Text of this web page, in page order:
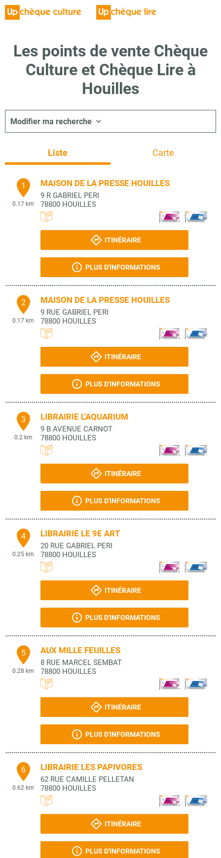
Les points de vente Chèque
Culture et Chèque Lire à
Houilles
Modifier ma recherche
Liste Carte
1
0.17 km
MAISON DE LA PRESSE HOUILLES
9 R GABRIEL PERI
78800 HOUILLES
ITINÉRAIRE
PLUS D'INFORMATIONS
2
0.17 km
MAISON DE LA PRESSE HOUILLES
9 RUE GABRIEL PERI
78800 HOUILLES
ITINÉRAIRE
PLUS D'INFORMATIONS
3
0.2 km
LIBRAIRIE L'AQUARIUM
9 B AVENUE CARNOT
78800 HOUILLES
ITINÉRAIRE
PLUS D'INFORMATIONS
4
0.25 km
LIBRAIRIE LE 9E ART
20 RUE GABRIEL PERI
78800 HOUILLES
ITINÉRAIRE
PLUS D'INFORMATIONS
5
0.28 km
AUX MILLE FEUILLES
8 RUE MARCEL SEMBAT
78800 HOUILLES
ITINÉRAIRE
PLUS D'INFORMATIONS
6
0.62 km
LIBRAIRIE LES PAPIVORES
62 RUE CAMILLE PELLETAN
78800 HOUILLES
ITINÉRAIRE
PLUS D'INFORMATIONS